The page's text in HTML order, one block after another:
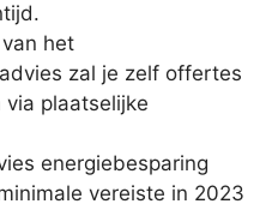
het
zal je zelf offertes
via plaatselijke
energiebesparing
vereiste in 2023